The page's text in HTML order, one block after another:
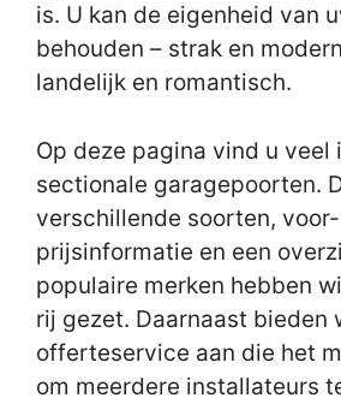
is. U kan de eigenheid van
behouden – strak en
landelijk en romantisch.
Op deze pagina vind u
sectionale garagepoorten.
verschillende soorten,
prijsinformatie en een
populaire merken hebben
rij gezet. Daarnaast bieden
offerteservice aan die het
om meerdere installateurs